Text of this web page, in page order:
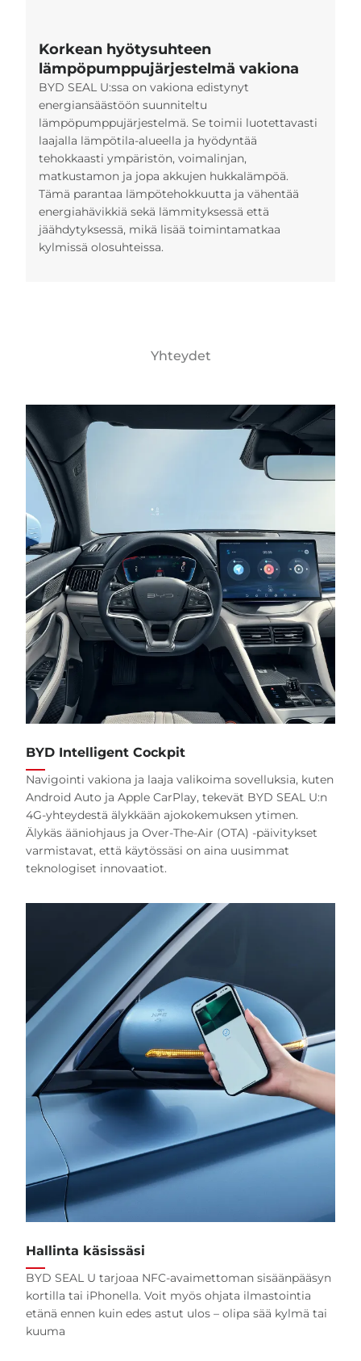
Korkean hyötysuhteen
lämpöpumppujärjestelmä vakiona
BYD SEAL U:ssa on vakiona edistynyt
energiansäästöön suunniteltu
lämpöpumppujärjestelmä. Se toimii luotettavasti
laajalla lämpötila-alueella ja hyödyntää
tehokkaasti ympäristön, voimalinjan,
matkustamon ja jopa akkujen hukkalämpöä.
Tämä parantaa lämpötehokkuutta ja vähentää
energiahävikkiä sekä lämmityksessä että
jäähdytyksessä, mikä lisää toimintamatkaa
kylmissä olosuhteissa.
Yhteydet
BYD Intelligent Cockpit
Navigointi vakiona ja laaja valikoima sovelluksia, kuten
Android Auto ja Apple CarPlay, tekevät BYD SEAL U:n
4G-yhteydestä älykkään ajokokemuksen ytimen.
Älykäs ääniohjaus ja Over-The-Air (OTA) -päivitykset
varmistavat, että käytössäsi on aina uusimmat
teknologiset innovaatiot.
Hallinta käsissäsi
BYD SEAL U tarjoaa NFC-avaimettoman sisäänpääsyn
kortilla tai iPhonella. Voit myös ohjata ilmastointia
etänä ennen kuin edes astut ulos – olipa sää kylmä tai
kuuma